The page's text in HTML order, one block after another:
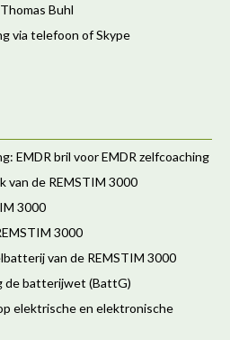
Buhl
via telefoon of Skype
EMDR bril voor EMDR zelfcoaching
van de REMSTIM 3000
3000
3000
van de REMSTIM 3000
de batterijwet (BattG)
elektrische en elektronische